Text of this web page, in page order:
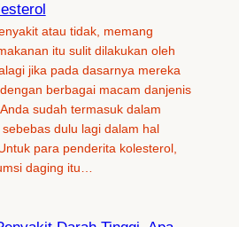
atau tidak, memang
itu sulit dilakukan oleh
jika pada dasarnya mereka
berbagai macam danjenis
sudah termasuk dalam
dulu lagi dalam hal
para penderita kolesterol,
daging itu…